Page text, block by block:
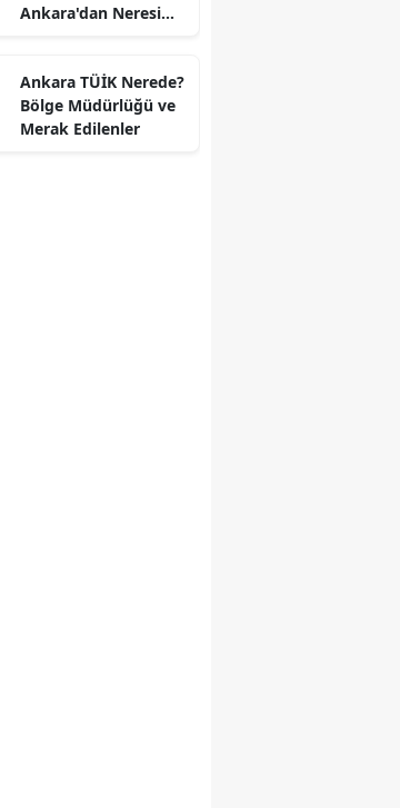
Ankara'dan Neresi
Ankara TÜİK Nerede?
Bölge Müdürlüğü ve
Merak Edilenler